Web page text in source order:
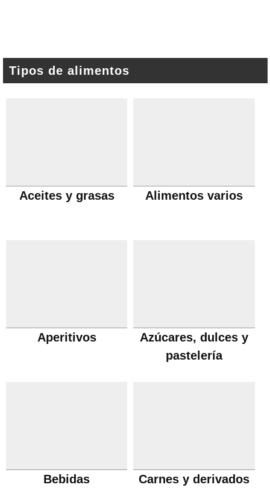
Tipos de alimentos
Aceites y grasas Alimentos varios
Aperitivos
Azúcares, dulces y
pastelería
Bebidas Carnes y derivados